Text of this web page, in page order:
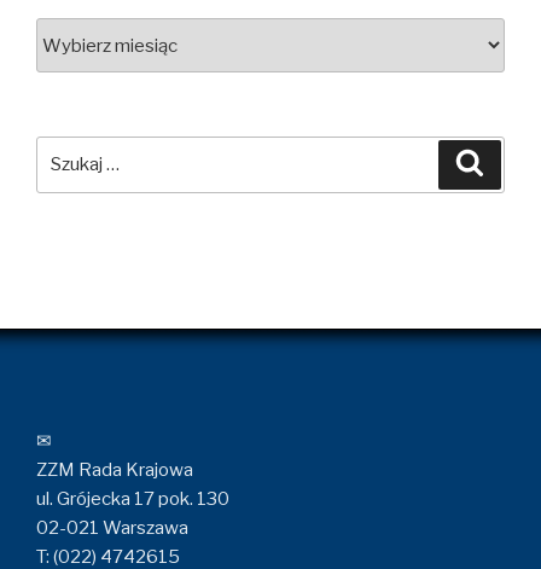
✉
ZZM Rada Krajowa
ul. Grójecka 17 pok. 130
02-021 Warszawa
T: (022) 4742615